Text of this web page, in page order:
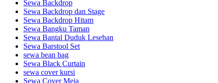
Sewa Backdrop
Sewa Backdrop dan Stage
Sewa Backdrop Hitam
Sewa Bangku Taman
Sewa Bantal Duduk Lesehan
Sewa Barstool Set
sewa bean bag
Sewa Black Curtain
sewa cover kursi
Sewa Cover Meja